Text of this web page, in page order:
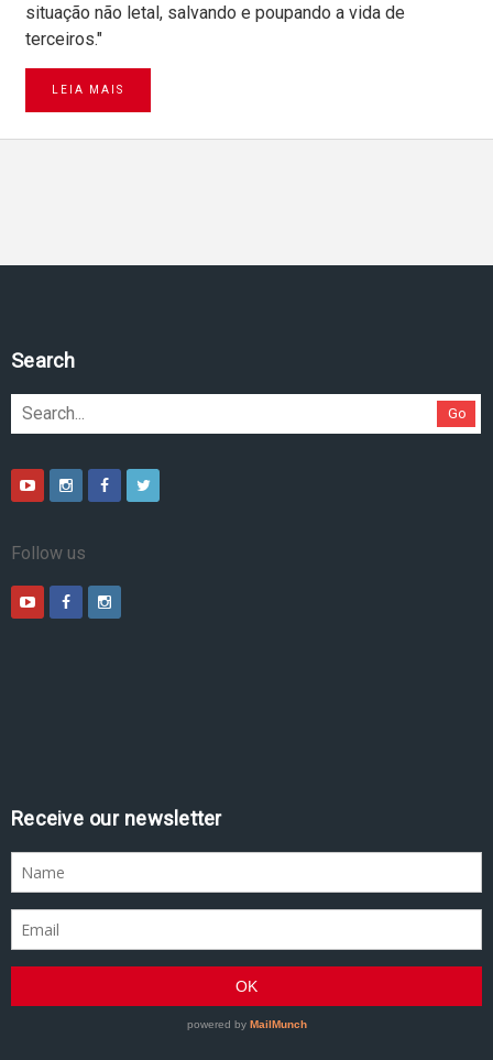
situação não letal, salvando e poupando a vida de
terceiros."
LEIA MAIS
Pesquise no site
Go
Follow us